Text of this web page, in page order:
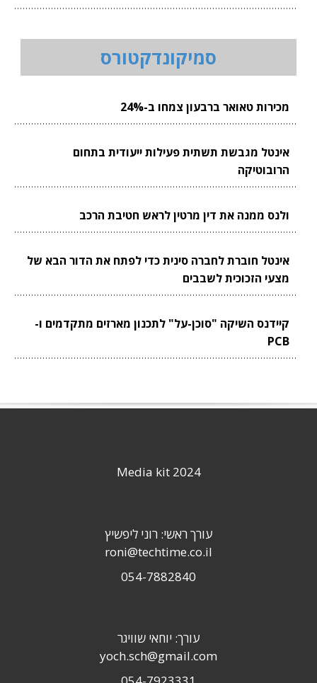
סמיקונדקטורס
מכירות טאואר ברבעון צמחו ב-24%
אינטל מגבשת תשתית פעילות ייעודית בתחום
הרובוטיקה
ולנס ממנה את דין מרטין לראש חטיבת הרכב
אינטל חוברת לחברה סינית כדי לפתח את הדור הבא של
מצעי הזכוכית לשבבים
קיידנס השיקה "סוכן-על" לתכנון מארזים מתקדמים ו-
PCB
Media kit 2024
עורך ראשי: רוני ליפשיץ
roni@techtime.co.il
054-7882840
עורך: יוחאי שוויגר
yoch.sch@gmail.com